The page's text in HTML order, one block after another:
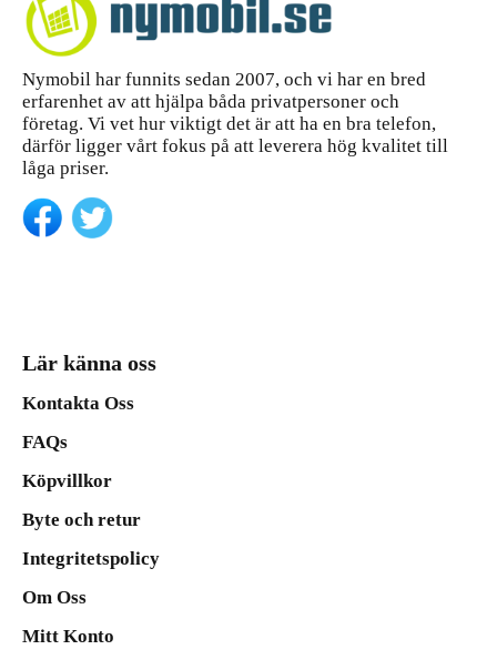
Nymobil har funnits sedan 2007, och vi har en bred
erfarenhet av att hjälpa båda privatpersoner och
företag. Vi vet hur viktigt det är att ha en bra telefon,
därför ligger vårt fokus på att leverera hög kvalitet till
låga priser.
Lär känna oss
Kontakta Oss
FAQs
Köpvillkor
Byte och retur
Integritetspolicy
Om Oss
Mitt Konto